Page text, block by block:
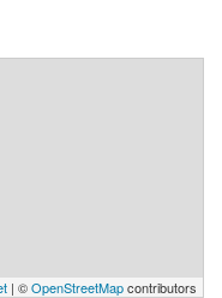
| ©OpenStreetMapcontributors